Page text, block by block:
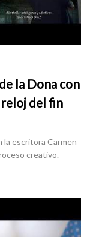
la Dona con
del fin
la escritora Carmen
creativo.